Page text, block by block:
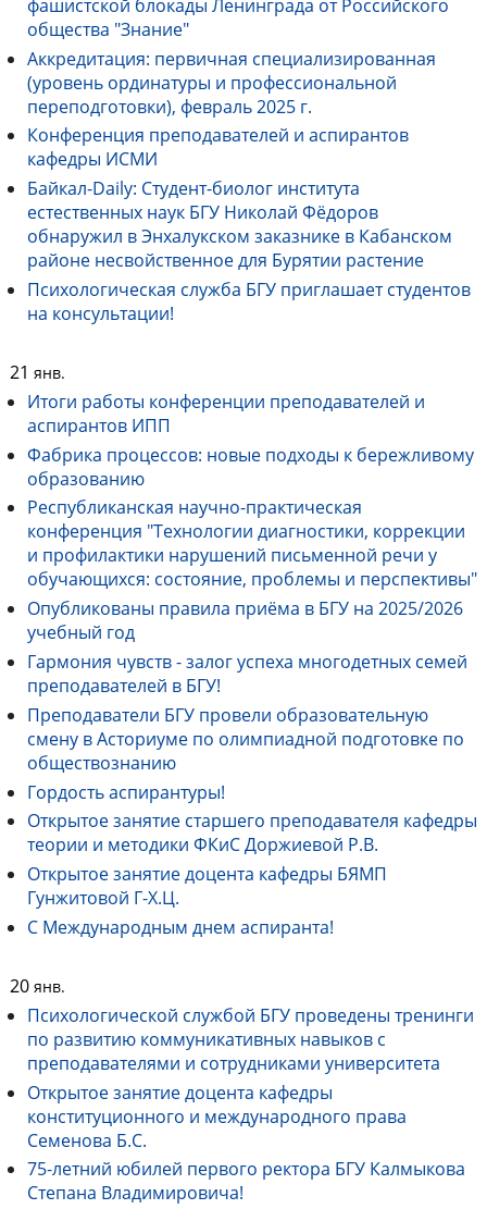
фашистской блокады Ленинграда от Российского
общества "Знание"
Аккредитация: первичная специализированная
(уровень ординатуры и профессиональной
переподготовки), февраль 2025 г.
Конференция преподавателей и аспирантов
кафедры ИСМИ
Байкал-Daily: Студент-биолог института
естественных наук БГУ Николай Фёдоров
обнаружил в Энхалукском заказнике в Кабанском
районе несвойственное для Бурятии растение
Психологическая служба БГУ приглашает студентов
на консультации!
21 янв.
Итоги работы конференции преподавателей и
аспирантов ИПП
Фабрика процессов: новые подходы к бережливому
образованию
Республиканская научно-практическая
конференция "Технологии диагностики, коррекции
и профилактики нарушений письменной речи у
обучающихся: состояние, проблемы и перспективы"
Опубликованы правила приёма в БГУ на 2025/2026
учебный год
Гармония чувств - залог успеха многодетных семей
преподавателей в БГУ!
Преподаватели БГУ провели образовательную
смену в Асториуме по олимпиадной подготовке по
обществознанию
Гордость аспирантуры!
Открытое занятие старшего преподавателя кафедры
теории и методики ФКиС Доржиевой Р.В.
Открытое занятие доцента кафедры БЯМП
Гунжитовой Г-Х.Ц.
С Международным днем аспиранта!
20 янв.
Психологической службой БГУ проведены тренинги
по развитию коммуникативных навыков с
преподавателями и сотрудниками университета
Открытое занятие доцента кафедры
конституционного и международного права
Семенова Б.С.
75-летний юбилей первого ректора БГУ Калмыкова
Степана Владимировича!